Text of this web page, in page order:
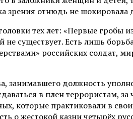
зрения отнюдь не
тех лет: «Первые
существует. Есть лишь
российских солдат,
занимавшего должность
в плен террористам,
которые практиковали в
о жестокой казни четырёх